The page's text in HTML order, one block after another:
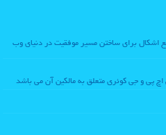
اشکال برای ساختن مسیر موفقیت در دنیای وب